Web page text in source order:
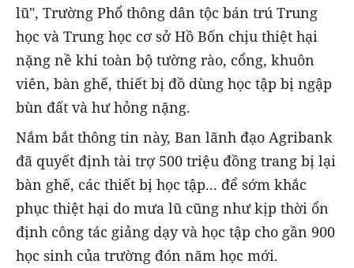
lũ", Trường Phổ thông dân tộc bán trú Trung
học và Trung học cơ sở Hồ Bốn chịu thiệt hại
nặng nề khi toàn bộ tường rào, cổng, khuôn
viên, bàn ghế, thiết bị đồ dùng học tập bị ngập
bùn đất và hư hỏng nặng.
Nắm bắt thông tin này, Ban lãnh đạo Agribank
đã quyết định tài trợ 500 triệu đồng trang bị lại
bàn ghế, các thiết bị học tập... để sớm khắc
phục thiệt hại do mưa lũ cũng như kịp thời ổn
định công tác giảng dạy và học tập cho gần 900
học sinh của trường đón năm học mới.